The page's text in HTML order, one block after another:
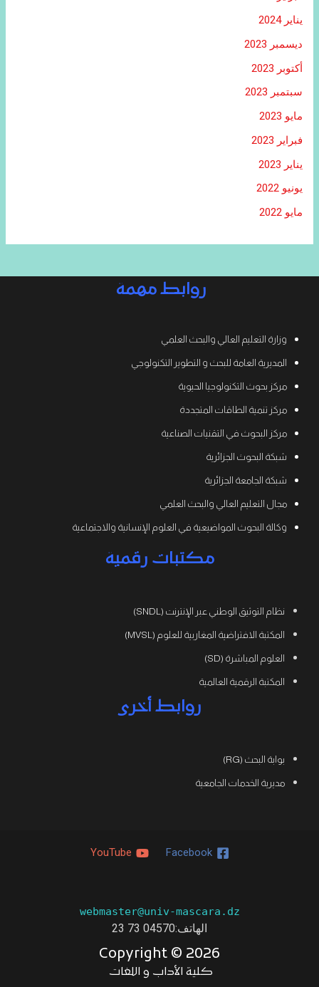
يناير 2024
ديسمبر 2023
أكتوبر 2023
سبتمبر 2023
مايو 2023
فبراير 2023
يناير 2023
يونيو 2022
مايو 2022
روابط مهمة
وزارة التعليم العالي والبحث العلمي
المديرية العامة للبحث و التطوير التكنولوجي
مركز بحوث التكنولوجيا الحيوية
مركز تنمية الطاقات المتجددة
مركز البحوث في التقنيات الصناعية
شبكة البحوث الجزائرية
شبكة الجامعة الجزائرية
مجال التعليم العالي والبحث العلمي
وكالة البحوث المواضيعية في العلوم الإنسانية والاجتماعية
مكتبات رقمية
نظام التوثيق الوطني عبر الإنترنت (SNDL)
المكتبة الافتراضية المغاربية للعلوم (MVSL)
العلوم المباشرة (SD)
المكتبة الرقمية العالمية
روابط أخرى
بوابة البحث (RG)
مديرية الخدمات الجامعية
Facebook
YouTube
webmaster@univ-mascara.dz
الهاتف:04570 73 23
Copyright © 2026
كلية الأداب و اللغات